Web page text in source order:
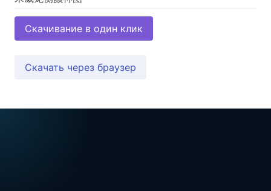
Скачивание в один клик
Скачать через браузер